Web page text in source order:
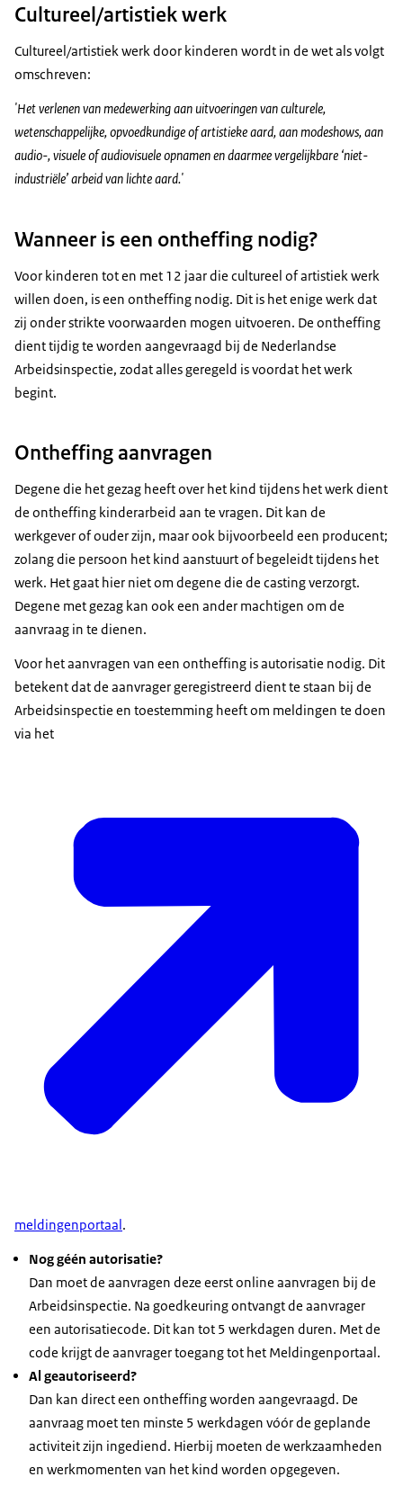
Cultureel/artistiek werk
Cultureel/artistiek werk door kinderen wordt in de wet als volgt
omschreven:
'Het verlenen van medewerking aan uitvoeringen van culturele,
wetenschappelijke, opvoedkundige of artistieke aard, aan modeshows, aan
audio-, visuele of audiovisuele opnamen en daarmee vergelijkbare ‘niet-
industriële’ arbeid van lichte aard.'
Wanneer is een ontheffing nodig?
Voor kinderen tot en met 12 jaar die cultureel of artistiek werk
willen doen, is een ontheffing nodig. Dit is het enige werk dat
zij onder strikte voorwaarden mogen uitvoeren. De ontheffing
dient tijdig te worden aangevraagd bij de Nederlandse
Arbeidsinspectie, zodat alles geregeld is voordat het werk
begint.
Ontheffing aanvragen
Degene die het gezag heeft over het kind tijdens het werk dient
de ontheffing kinderarbeid aan te vragen. Dit kan de
werkgever of ouder zijn, maar ook bijvoorbeeld een producent;
zolang die persoon het kind aanstuurt of begeleidt tijdens het
werk. Het gaat hier niet om degene die de casting verzorgt.
Degene met gezag kan ook een ander machtigen om de
aanvraag in te dienen.
Voor het aanvragen van een ontheffing is autorisatie nodig. Dit
betekent dat de aanvrager geregistreerd dient te staan bij de
Arbeidsinspectie en toestemming heeft om meldingen te doen
via het
meldingenportaal.
Nog géén autorisatie?
Dan moet de aanvragen deze eerst online aanvragen bij de
Arbeidsinspectie. Na goedkeuring ontvangt de aanvrager
een autorisatiecode. Dit kan tot 5 werkdagen duren. Met de
code krijgt de aanvrager toegang tot het Meldingenportaal.
Al geautoriseerd?
Dan kan direct een ontheffing worden aangevraagd. De
aanvraag moet ten minste 5 werkdagen vóór de geplande
activiteit zijn ingediend. Hierbij moeten de werkzaamheden
en werkmomenten van het kind worden opgegeven.